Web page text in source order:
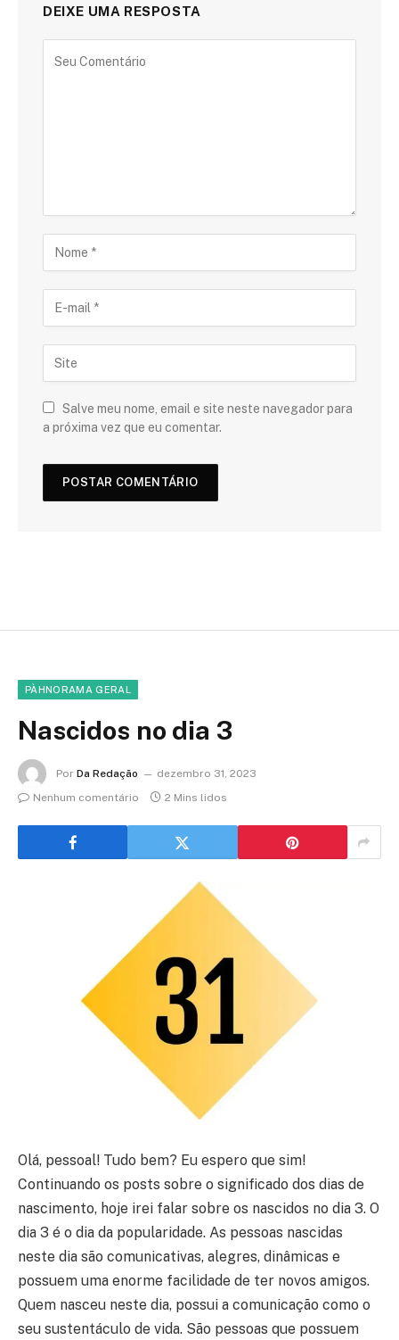
DEIXE UMA RESPOSTA
Salve meu nome, email e site neste navegador para
a próxima vez que eu comentar.
PÀHNORAMA GERAL
Nascidos no dia 3
Por Da Redação
dezembro 31, 2023
Nenhum comentário
2 Mins lidos
Olá, pessoal! Tudo bem? Eu espero que sim!
Continuando os posts sobre o significado dos dias de
nascimento, hoje irei falar sobre os nascidos no dia 3. O
dia 3 é o dia da popularidade. As pessoas nascidas
neste dia são comunicativas, alegres, dinâmicas e
possuem uma enorme facilidade de ter novos amigos.
Quem nasceu neste dia, possui a comunicação como o
seu sustentáculo de vida. São pessoas que possuem